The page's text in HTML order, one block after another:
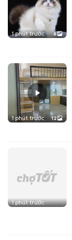
1 phút trước 6
1 phút trước 12
1 phút trước